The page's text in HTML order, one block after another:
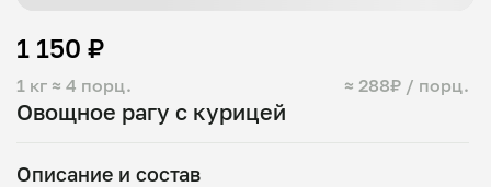
Овощное рагу с курицей
1 кг ≈ 4 порц. ≈ 288₽ / порц.
1 150 ₽
Описание и состав